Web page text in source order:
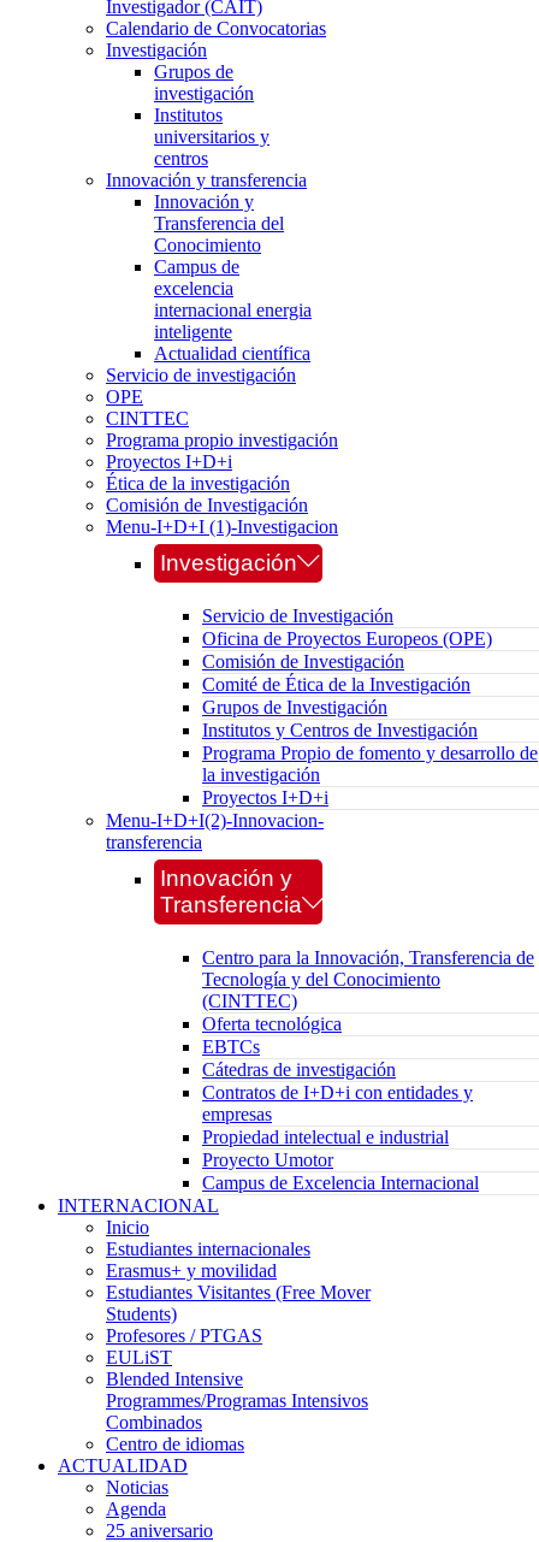
Investigador (CAIT)
Calendario de Convocatorias
Investigación
Grupos de
investigación
Institutos
universitarios y
centros
Innovación y transferencia
Innovación y
Transferencia del
Conocimiento
Campus de
excelencia
internacional energia
inteligente
Actualidad científica
Servicio de investigación
OPE
CINTTEC
Programa propio investigación
Proyectos I+D+i
Ética de la investigación
Comisión de Investigación
Menu-I+D+I (1)-Investigacion
Investigación
Servicio de Investigación
Oficina de Proyectos Europeos (OPE)
Comisión de Investigación
Comité de Ética de la Investigación
Grupos de Investigación
Institutos y Centros de Investigación
Programa Propio de fomento y desarrollo de
la investigación
Proyectos I+D+i
Menu-I+D+I(2)-Innovacion-
transferencia
Innovación y
Transferencia
Centro para la Innovación, Transferencia de
Tecnología y del Conocimiento
(CINTTEC)
Oferta tecnológica
EBTCs
Cátedras de investigación
Contratos de I+D+i con entidades y
empresas
Propiedad intelectual e industrial
Proyecto Umotor
Campus de Excelencia Internacional
INTERNACIONAL
Inicio
Estudiantes internacionales
Erasmus+ y movilidad
Estudiantes Visitantes (Free Mover
Students)
Profesores / PTGAS
EULiST
Blended Intensive
Programmes/Programas Intensivos
Combinados
Centro de idiomas
ACTUALIDAD
Noticias
Agenda
25 aniversario